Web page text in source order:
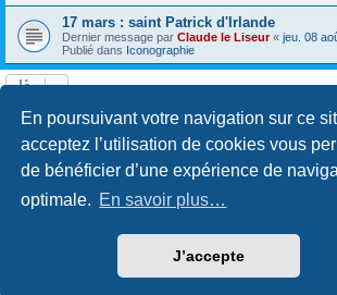
En poursuivant votre navigation sur ce
acceptez l’utilisation de cookies vous
de bénéficier d’une expérience de
optimale. En savoir plus…
J’accepte
17 mars : saint Patrick d'Irlande
Dernier message par Claude le Liseur« jeu. 08
Publié dans Iconographie
Page1sur20
3
phpBB® Forum Software ©
©